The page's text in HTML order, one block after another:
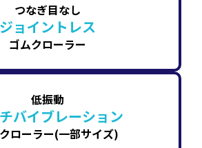
つなぎ目なし
ジョイントレス
ゴムクローラー
低振動
バイブレーション
ローラー(一部サイズ)